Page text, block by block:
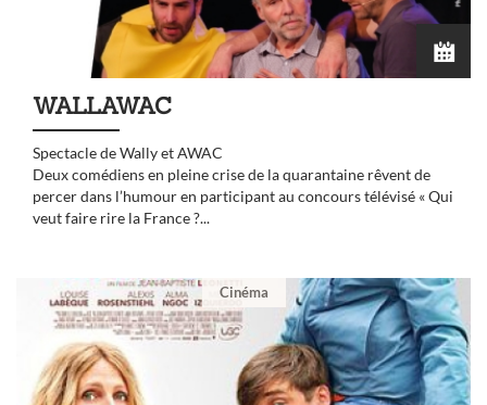
WALLAWAC
Spectacle de Wally et AWAC
Deux comédiens en pleine crise de la quarantaine rêvent de
percer dans l’humour en participant au concours télévisé « Qui
veut faire rire la France ?...
Cinéma